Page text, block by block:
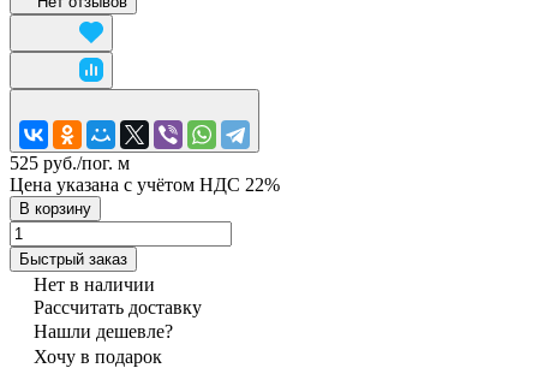
525 руб./пог. м
Цена указана с учётом НДС 22%
В корзину
Быстрый заказ
Нет в наличии
Рассчитать доставку
Нашли дешевле?
Хочу в подарок